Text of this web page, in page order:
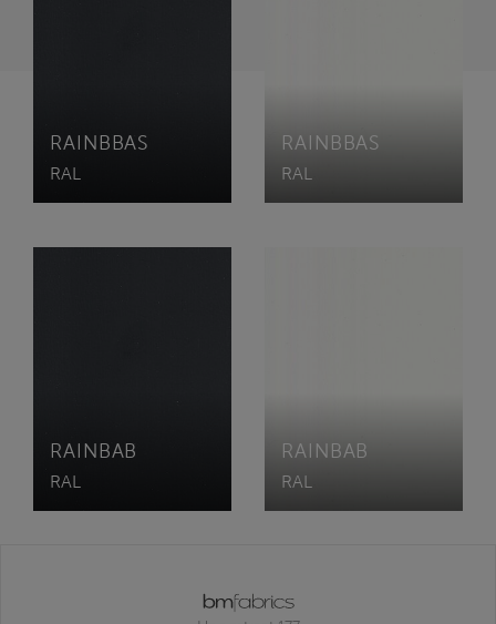
RAINBBAS
RAL
RAINBBAS
RAL
RAINBAB
RAL
RAINBAB
RAL